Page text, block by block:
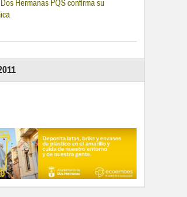
Hermanas PQS confirma su